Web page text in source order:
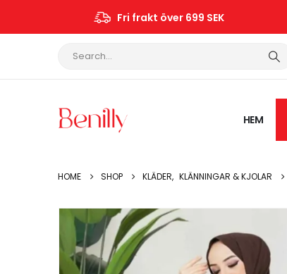
Fri frakt över 699 SEK
HEM
HOME SHOP KLÄDER, KLÄNNINGAR & KJOLAR